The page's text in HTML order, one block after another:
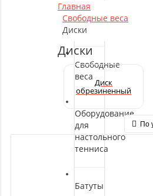
Силовые
тренажеры
Свободные
веса
Оборудование
для
настольного
тенниса
Батуты
Главная
Свободные веса
Диски
Диски
Диск
обрезиненный
По